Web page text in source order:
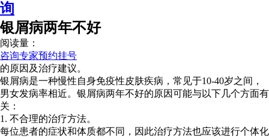
询
银屑病两年不好
阅读量：
咨询专家预约挂号
的原因及治疗建议。
银屑病是一种慢性自身免疫性皮肤疾病，常见于10-40岁之间，
男女发病率相近。银屑病两年不好的原因可能与以下几个方面有
关：
1. 不合理的治疗方法。
每位患者的症状和体质都不同，因此治疗方法也应该进行个体化